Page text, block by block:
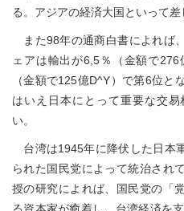
る。アジアの経済大国といって差
また98年の通商白書によれば
ェアは輸出が6,5％（金額で
（金額で125億D^Y）で第6位と
はいえ日本にとって重要な交
い。
台湾は1945年に降伏した日本
られた国民党によって統治され
授の研究によれば、国民党の「